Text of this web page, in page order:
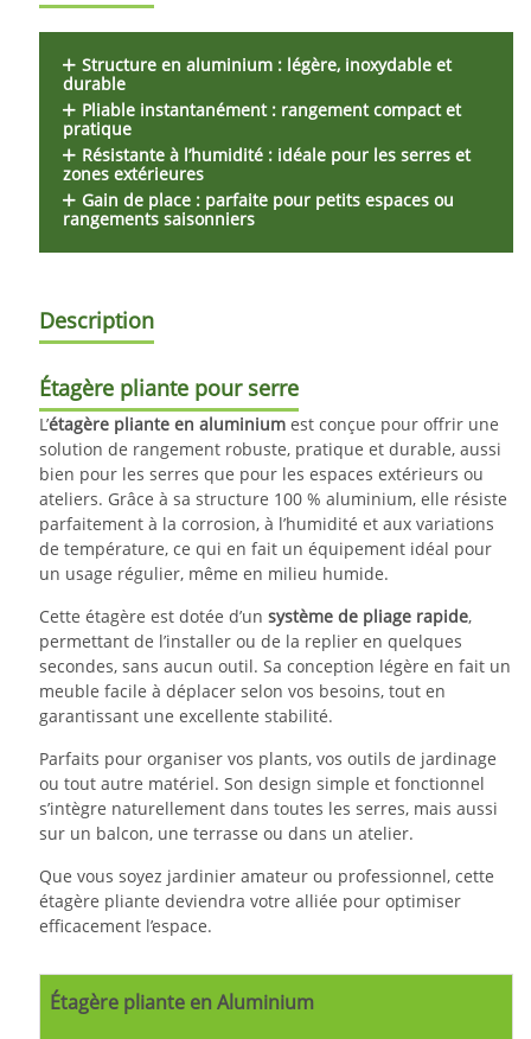
Structure en aluminium : légère, inoxydable et
durable
Pliable instantanément: rangement compact et
pratique
Résistante à l’humidité : idéale pour les serres et
zones extérieures
Gain de place : parfaite pour petits espaces ou
rangements saisonniers
Description
Étagère pliante pour serre
L’étagère pliante en aluminium est conçue pour offrir une
solution de rangement robuste, pratique et durable, aussi
bien pour les serres que pour les espaces extérieurs ou
ateliers. Grâce à sa structure 100 % aluminium, elle résiste
parfaitement à la corrosion, à l’humidité et aux variations
de température, ce qui en fait un équipement idéal pour
un usage régulier, même en milieu humide.
Cette étagère est dotée d’un système de pliage rapide,
permettant de l’installer ou de la replier en quelques
secondes, sans aucun outil. Sa conception légère en fait un
meuble facile à déplacer selon vos besoins, tout en
garantissant une excellente stabilité.
Parfaits pour organiser vos plants, vos outils de jardinage
ou tout autre matériel. Son design simple et fonctionnel
s’intègre naturellement dans toutes les serres, mais aussi
sur un balcon, une terrasse ou dans un atelier.
Que vous soyez jardinier amateur ou professionnel, cette
étagère pliante deviendra votre alliée pour optimiser
efficacement l’espace.
Étagère pliante en Aluminium